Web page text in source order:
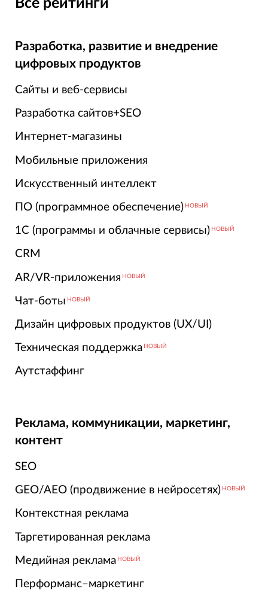
Все рейтинги
Разработка, развитие и внедрение
цифровых продуктов
Сайты и веб-сервисы
Разработка сайтов+SEO
Интернет-магазины
Мобильные приложения
Искусственный интеллект
ПО (программное обеспечение) НОВЫЙ
1С (программы и облачные сервисы) НОВЫЙ
CRM
AR/VR-приложения НОВЫЙ
Чат-боты НОВЫЙ
Дизайн цифровых продуктов (UX/UI)
Техническая поддержка НОВЫЙ
Аутстаффинг
Реклама, коммуникации, маркетинг,
контент
SEO
GEO/AEO (продвижение в нейросетях) НОВЫЙ
Контекстная реклама
Таргетированная реклама
Медийная реклама НОВЫЙ
Перформанс–маркетинг